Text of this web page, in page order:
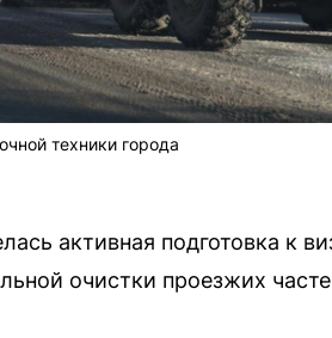
техники города
активная подготовка к
очистки проезжих